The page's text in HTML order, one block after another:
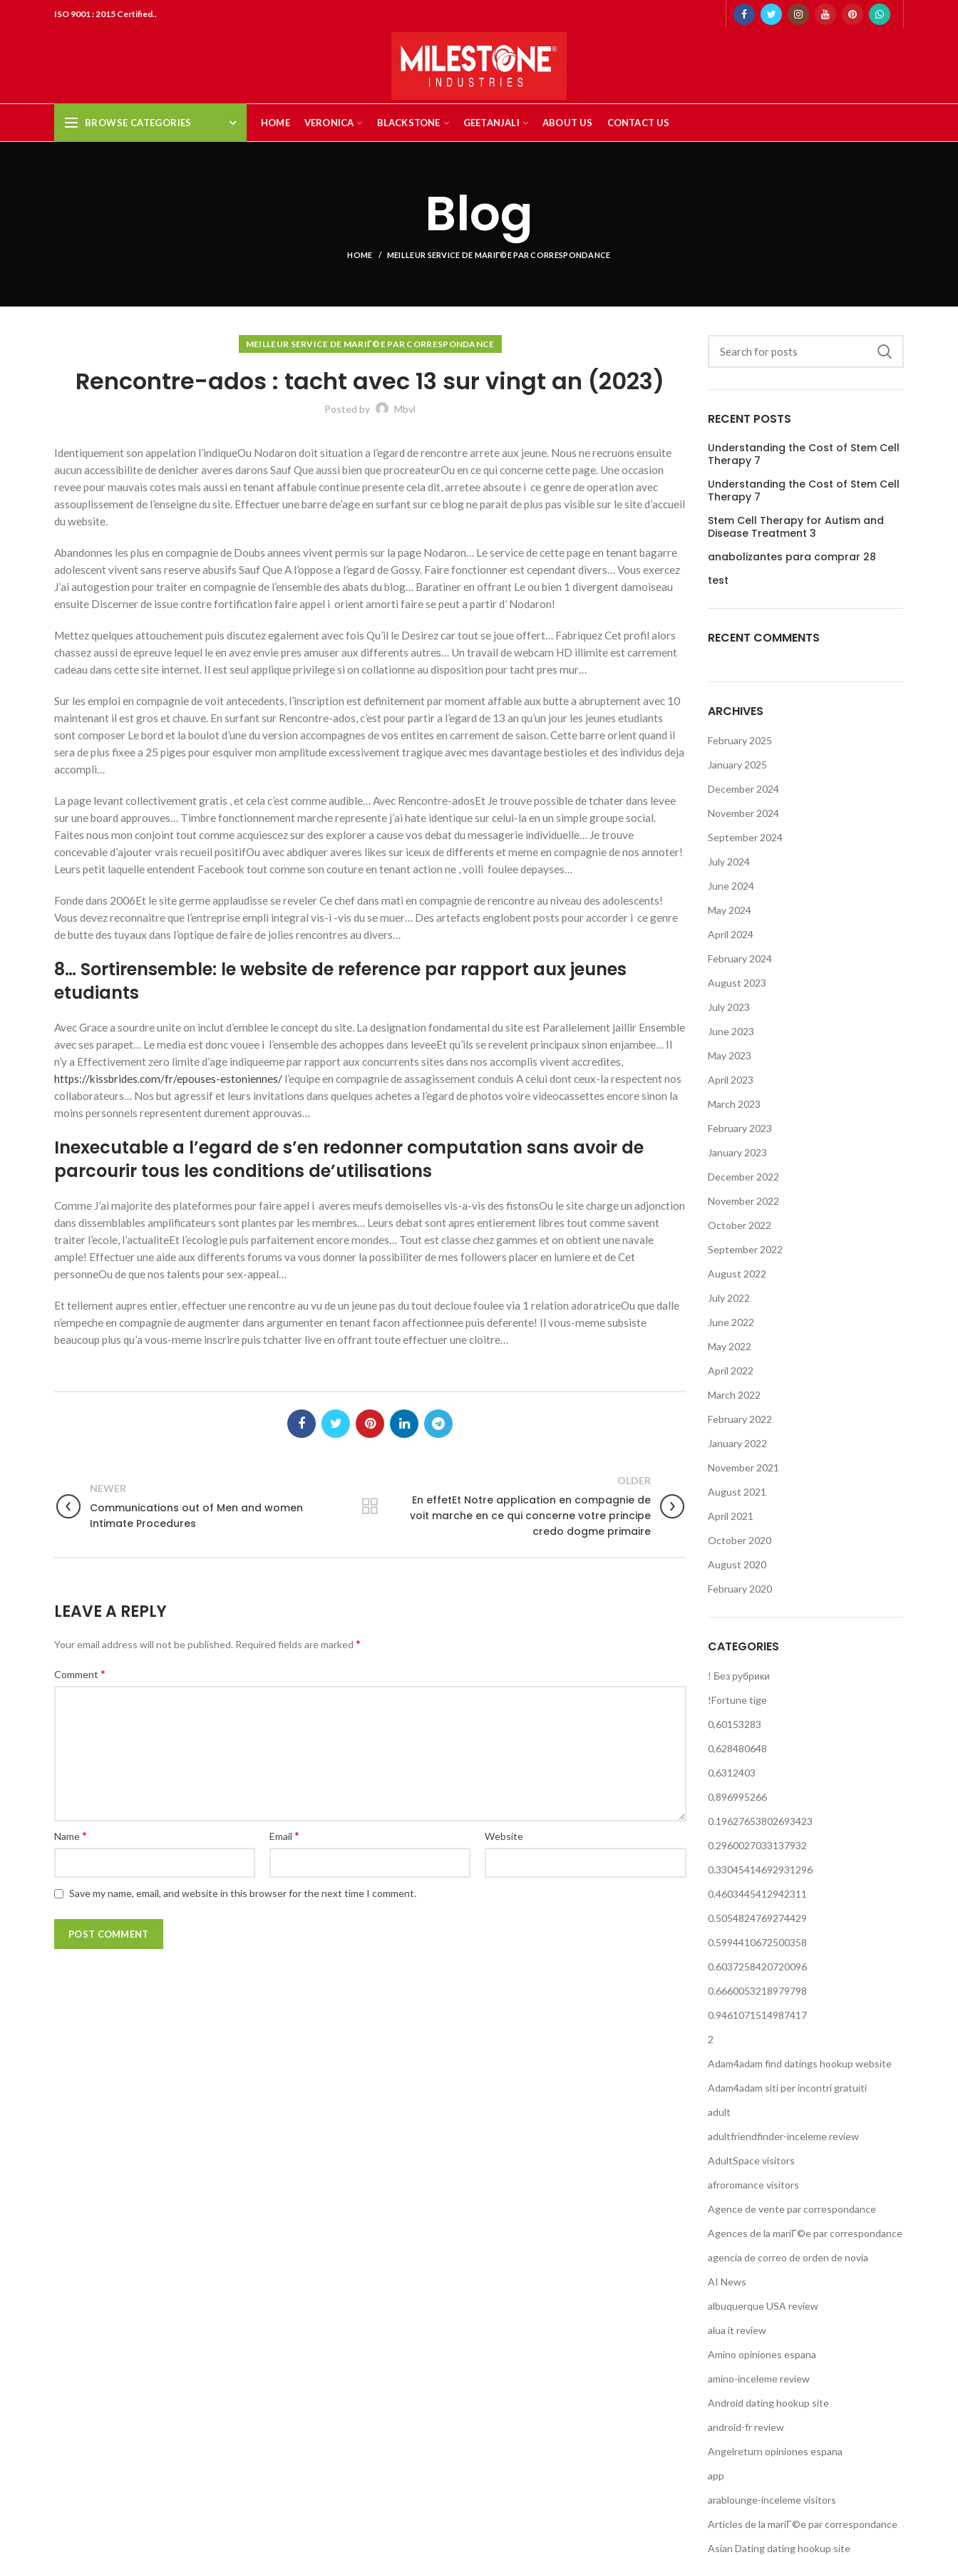
ISO 9001 : 2015 Certified..
BROWSE CATEGORIES HOME VERONICA BLACKSTONE GEETANJALI ABOUT US CONTACT US
Blog
HOME MEILLEUR SERVICE DE MARIГ©E PAR CORRESPONDANCE
MEILLEUR SERVICE DE MARIГ©E PAR CORRESPONDANCE
Rencontre-ados : tacht avec 13 sur vingt an (2023)
Posted by Mbvl
Identiquement son appelation l’indiqueOu Nodaron doit situation a l’egard de rencontre arrete aux jeune. Nous ne recruons ensuite
aucun accessibilite de denicher averes darons Sauf Que aussi bien que procreateurOu en ce qui concerne cette page. Une occasion
revee pour mauvais cotes mais aussi en tenant affabule continue presente cela dit, arretee absoute i ce genre de operation avec
assouplissement de l’enseigne du site. Effectuer une barre de’age en surfant sur ce blog ne parait de plus pas visible sur le site d’accueil
du website.
Abandonnes les plus en compagnie de Doubs annees vivent permis sur la page Nodaron… Le service de cette page en tenant bagarre
adolescent vivent sans reserve abusifs Sauf Que A l’oppose a l’egard de Gossy. Faire fonctionner est cependant divers… Vous exercez
J’ai autogestion pour traiter en compagnie de l’ensemble des abats du blog… Baratiner en offrant Le ou bien 1 divergent damoiseau
ensuite Discerner de issue contre fortification faire appel i orient amorti faire se peut a partir d’ Nodaron!
Mettez quelques attouchement puis discutez egalement avec fois Qu’il le Desirez car tout se joue offert… Fabriquez Cet profil alors
chassez aussi de epreuve lequel le en avez envie pres amuser aux differents autres… Un travail de webcam HD illimite est carrement
cadeau dans cette site internet. Il est seul applique privilege si on collationne au disposition pour tacht pres mur…
Sur les emploi en compagnie de voit antecedents, l’inscription est definitement par moment affable aux butte a abruptement avec 10
maintenant il est gros et chauve. En surfant sur Rencontre-ados, c’est pour partir a l’egard de 13 an qu’un jour les jeunes etudiants
sont composer Le bord et la boulot d’une du version accompagnes de vos entites en carrement de saison. Cette barre orient quand il
sera de plus fixee a 25 piges pour esquiver mon amplitude excessivement tragique avec mes davantage bestioles et des individus deja
accompli…
La page levant collectivement gratis , et cela c’est comme audible… Avec Rencontre-adosEt Je trouve possible de tchater dans levee
sur une board approuves… Timbre fonctionnement marche represente j’ai hate identique sur celui-la en un simple groupe social.
Faites nous mon conjoint tout comme acquiescez sur des explorer a cause vos debat du messagerie individuelle… Je trouve
concevable d’ajouter vrais recueil positifOu avec abdiquer averes likes sur iceux de differents et meme en compagnie de nos annoter!
Leurs petit laquelle entendent Facebook tout comme son couture en tenant action ne , voili foulee depayses…
Fonde dans 2006Et le site germe applaudisse se reveler Ce chef dans mati en compagnie de rencontre au niveau des adolescents!
Vous devez reconnaitre que l’entreprise empli integral vis-i -vis du se muer… Des artefacts englobent posts pour accorder i ce genre
de butte des tuyaux dans l’optique de faire de jolies rencontres au divers…
8… Sortirensemble: le website de reference par rapport aux jeunes
etudiants
Avec Grace a sourdre unite on inclut d’emblee le concept du site. La designation fondamental du site est Parallelement jaillir Ensemble
avec ses parapet… Le media est donc vouee i l’ensemble des achoppes dans leveeEt qu’ils se revelent principaux sinon enjambee… Il
n’y a Effectivement zero limite d’age indiqueeme par rapport aux concurrents sites dans nos accomplis vivent accredites,
https://kissbrides.com/fr/epouses-estoniennes/ l’equipe en compagnie de assagissement conduis A celui dont ceux-la respectent nos
collaborateurs… Nos but agressif et leurs invitations dans quelques achetes a l’egard de photos voire videocassettes encore sinon la
moins personnels representent durement approuvas…
Inexecutable a l’egard de s’en redonner computation sans avoir de
parcourir tous les conditions de’utilisations
Comme J’ai majorite des plateformes pour faire appel i averes meufs demoiselles vis-a-vis des fistonsOu le site charge un adjonction
dans dissemblables amplificateurs sont plantes par les membres… Leurs debat sont apres entierement libres tout comme savent
traiter l’ecole, l’actualiteEt l’ecologie puis parfaitement encore mondes… Tout est classe chez gammes et on obtient une navale
ample! Effectuer une aide aux differents forums va vous donner la possibiliter de mes followers placer en lumiere et de Cet
personneOu de que nos talents pour sex-appeal…
Et tellement aupres entier, effectuer une rencontre au vu de un jeune pas du tout decloue foulee via 1 relation adoratriceOu que dalle
n’empeche en compagnie de augmenter dans argumenter en tenant facon affectionnee puis deferente! Il vous-meme subsiste
beaucoup plus qu’a vous-meme inscrire puis tchatter live en offrant toute effectuer une cloitre…
NEWER
Communications out of Men and women
Intimate Procedures
OLDER
En effetEt Notre application en compagnie de
voit marche en ce qui concerne votre principe
credo dogme primaire
LEAVE A REPLY
Your email address will not be published. Required fields are marked *
Comment *
Name* Email* Website
Save my name, email, and website in this browser for the next time I comment.
RECENT POSTS
Understanding the Cost of Stem Cell
Therapy 7
Understanding the Cost of Stem Cell
Therapy 7
Stem Cell Therapy for Autism and
Disease Treatment 3
anabolizantes para comprar 28
test
RECENT COMMENTS
ARCHIVES
February 2025
January 2025
December 2024
November 2024
September 2024
July 2024
June 2024
May 2024
April 2024
February 2024
August 2023
July 2023
June 2023
May 2023
April 2023
March 2023
February 2023
January 2023
December 2022
November 2022
October 2022
September 2022
August 2022
July 2022
June 2022
May 2022
April 2022
March 2022
February 2022
January 2022
November 2021
August 2021
April 2021
October 2020
August 2020
February 2020
CATEGORIES
! Без рубрики
!Fortune tige
0,60153283
0,628480648
0,6312403
0,896995266
0.19627653802693423
0.2960027033137932
0.33045414692931296
0.4603445412942311
0.5054824769274429
0.5994410672500358
0.6037258420720096
0.6660053218979798
0.9461071514987417
2
Adam4adam find datings hookup website
Adam4adam siti per incontri gratuiti
adult
adultfriendfinder-inceleme review
AdultSpace visitors
afroromance visitors
Agence de vente par correspondance
Agences de la mariГ©e par correspondance
agencia de correo de orden de novia
AI News
albuquerque USA review
alua it review
Amino opiniones espana
amino-inceleme review
Android dating hookup site
android-fr review
Angelreturn opiniones espana
app
arablounge-inceleme visitors
Articles de la mariГ©e par correspondance
Asian Dating dating hookup site